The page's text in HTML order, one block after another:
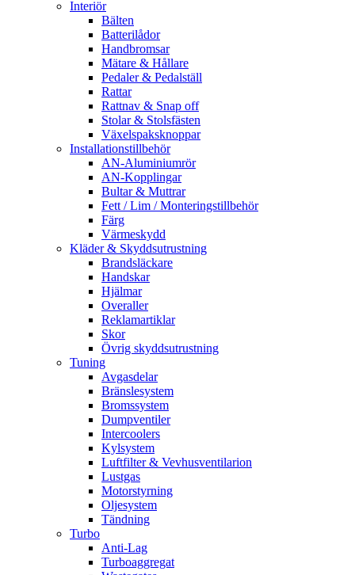
Interiör
Bälten
Batterilådor
Handbromsar
Mätare & Hållare
Pedaler & Pedalställ
Rattar
Rattnav & Snap off
Stolar & Stolsfästen
Växelspaksknoppar
Installationstillbehör
AN-Aluminiumrör
AN-Kopplingar
Bultar & Muttrar
Fett / Lim / Monteringstillbehör
Färg
Värmeskydd
Kläder & Skyddsutrustning
Brandsläckare
Handskar
Hjälmar
Overaller
Reklamartiklar
Skor
Övrig skyddsutrustning
Tuning
Avgasdelar
Bränslesystem
Bromssystem
Dumpventiler
Intercoolers
Kylsystem
Luftfilter & Vevhusventilarion
Lustgas
Motorstyrning
Oljesystem
Tändning
Turbo
Anti-Lag
Turboaggregat